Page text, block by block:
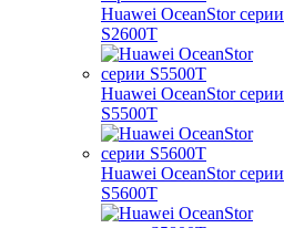
Huawei OceanStor серии
S2600T
Huawei OceanStor серии
S5500T
Huawei OceanStor серии
S5600T